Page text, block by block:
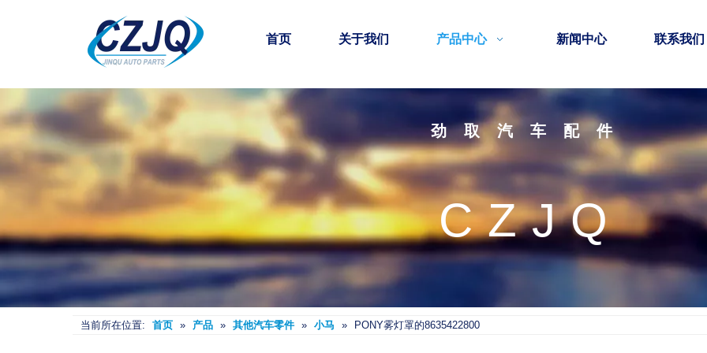
首页 关于我们 产品中心 新闻中心 联系我们
劲取汽车配件
CZJQ
当前所在位置: 首页 » 产品 » 其他汽车零件 » 小马 » PONY雾灯罩的8635422800